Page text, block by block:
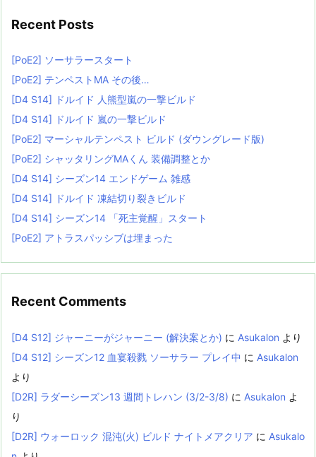
Recent Posts
[PoE2] ソーサラースタート
[PoE2] テンペストMA その後…
[D4 S14] ドルイド 人熊型嵐の一撃ビルド
[D4 S14] ドルイド 嵐の一撃ビルド
[PoE2] マーシャルテンペスト ビルド (ダウングレード版)
[PoE2] シャッタリングMAくん 装備調整とか
[D4 S14] シーズン14 エンドゲーム 雑感
[D4 S14] ドルイド 凍結切り裂きビルド
[D4 S14] シーズン14 「死主覚醒」スタート
[PoE2] アトラスパッシブは埋まった
Recent Comments
[D4 S12] ジャーニーがジャーニー (解決案とか) に Asukalon より
[D4 S12] シーズン12 血宴殺戮 ソーサラー プレイ中 に Asukalon
より
[D2R] ラダーシーズン13 週間トレハン (3/2-3/8) に Asukalon よ
り
[D2R] ウォーロック 混沌(火) ビルド ナイトメアクリア に Asukalo